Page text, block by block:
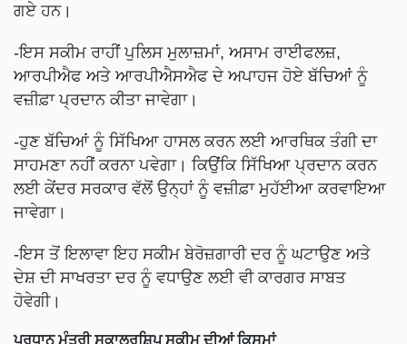
ਗਏ ਹਨ।
-ਇਸ ਸਕੀਮ ਰਾਹੀਂ ਪੁਲਿਸ ਮੁਲਾਜ਼ਮਾਂ, ਅਸਾਮ ਰਾਈਫਲਜ਼,
ਆਰਪੀਐਫ ਅਤੇ ਆਰਪੀਐਸਐਫ ਦੇ ਅਪਾਹਜ ਹੋਏ ਬੱਚਿਆਂ ਨੂੰ
ਵਜ਼ੀਫ਼ਾ ਪ੍ਰਦਾਨ ਕੀਤਾ ਜਾਵੇਗਾ।
-ਹੁਣ ਬੱਚਿਆਂ ਨੂੰ ਸਿੱਖਿਆ ਹਾਸਲ ਕਰਨ ਲਈ ਆਰਥਿਕ ਤੰਗੀ ਦਾ
ਸਾਹਮਣਾ ਨਹੀਂ ਕਰਨਾ ਪਵੇਗਾ। ਕਿਉਂਕਿ ਸਿੱਖਿਆ ਪ੍ਰਦਾਨ ਕਰਨ
ਲਈ ਕੇਂਦਰ ਸਰਕਾਰ ਵੱਲੋਂ ਉਨ੍ਹਾਂ ਨੂੰ ਵਜ਼ੀਫ਼ਾ ਮੁਹੱਈਆ ਕਰਵਾਇਆ
ਜਾਵੇਗਾ।
-ਇਸ ਤੋਂ ਇਲਾਵਾ ਇਹ ਸਕੀਮ ਬੇਰੋਜ਼ਗਾਰੀ ਦਰ ਨੂੰ ਘਟਾਉਣ ਅਤੇ
ਦੇਸ਼ ਦੀ ਸਾਖਰਤਾ ਦਰ ਨੂੰ ਵਧਾਉਣ ਲਈ ਵੀ ਕਾਰਗਰ ਸਾਬਤ
ਹੋਵੇਗੀ।
ਪ੍ਰਧਾਨ ਮੰਤਰੀ ਸਕਾਲਰਸ਼ਿਪ ਸਕੀਮ ਦੀਆਂ ਕਿਸਮਾਂ